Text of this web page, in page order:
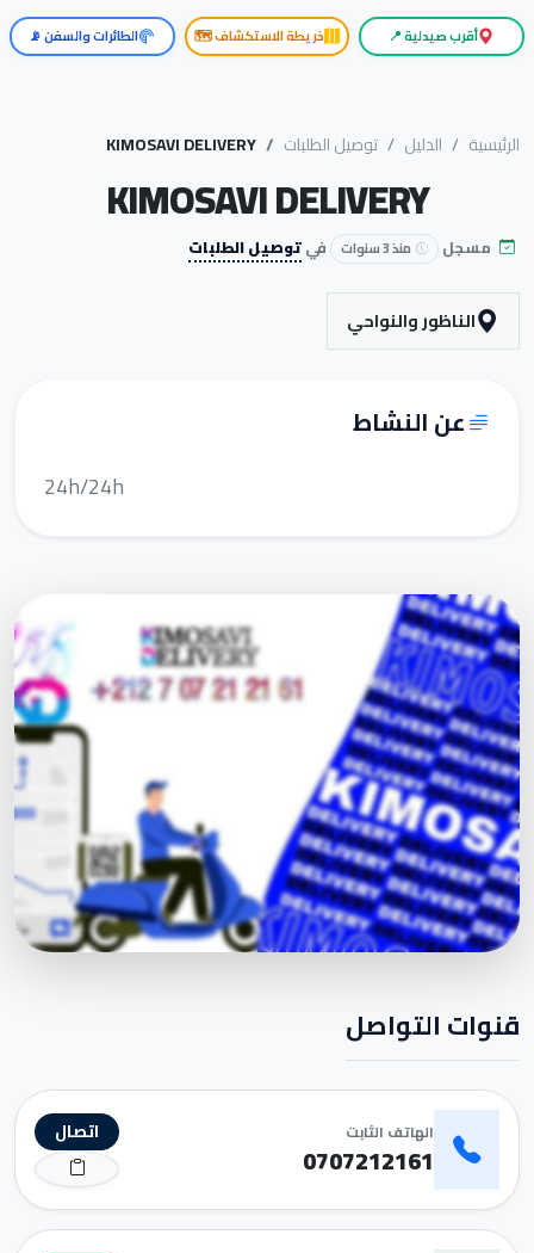
أقرب صيدلية 📍 خريطة الاستكشاف 🗺️ الطائرات والسفن 📡
الرئيسية الدليل توصيل الطلبات KIMOSAVI DELIVERY
KIMOSAVI DELIVERY
مسجل منذ 3 سنوات فيتوصيل الطلبات
الناظور والنواحي
عن النشاط
24h/24h
قنوات التواصل
الهاتف الثابت
0707212161
اتصال